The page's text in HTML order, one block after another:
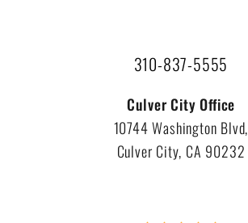
310-837-5555
Culver City Office
10744 Washington Blvd,
Culver City, CA 90232